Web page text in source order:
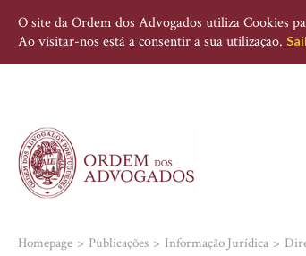
O site da Ordem dos Advogados utiliza Cookies
Ao visitar-nos está a consentir a sua utilização.
Homepage Publicações Informação Jurídica